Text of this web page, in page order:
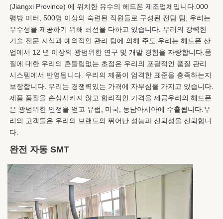
(Jiangxi Province) 에 위치한 유수의 헤드폰 제조업체입니다.000
평방 미터, 500명 이상의 숙련된 직원들로 구성된 전담 팀, 우리는
우수성을 제공하기 위해 최선을 다하고 있습니다. 우리의 강력한
기술 전문 지식과 예외적인 관리 팀에 의해 주도,우리는 헤드폰 산
업에서 12 년 이상의 광범위한 연구 및 개발 경험을 자랑합니다.품
질에 대한 우리의 흔들림없는 초점은 우리의 포괄적인 품질 관리
시스템에서 반영됩니다. 우리의 제품이 엄격한 표준을 충족하는지
보장합니다. 우리는 경쟁력있는 가격에 자부심을 가지고 있습니다.
제품 품질을 손상시키지 않고 합리적인 가격을 제공우리의 헤드폰
은 광범위한 인정을 얻고 유럽, 미국, 동남아시아에 수출됩니다.우
리의 고객들은 우리의 브랜드의 뛰어난 성능과 신뢰성을 신뢰합니
다.
완전 자동 SMT